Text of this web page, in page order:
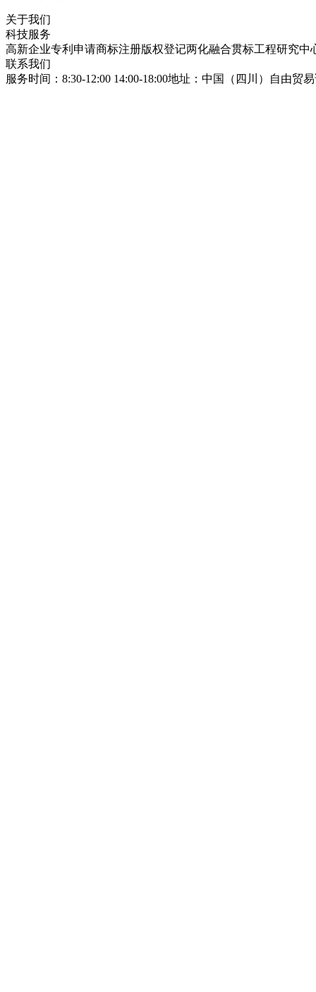
关于我们
科技服务
高新企业专利申请商标注册版权登记两化融合贯标工程研究中
联系我们
服务时间：8:30-12:00 14:00-18:00地址：中国（四川）自由贸